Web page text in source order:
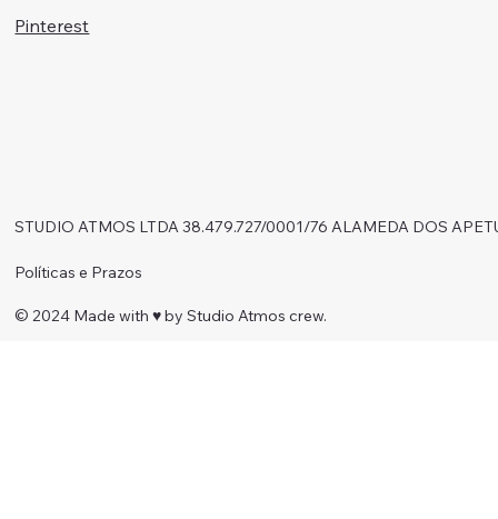
Pinterest
STUDIO ATMOS LTDA 38.479.727/0001/76 ALAMEDA DOS
Políticas e Prazos
© 2024 Made with ♥︎ by Studio Atmos crew.